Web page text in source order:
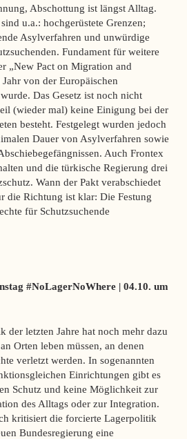
Abschottung ist längst Alltag.
u.a.: hochgerüstete Grenzen;
Asylverfahren und unwürdige
Fundament für weitere
„New Pact on Migration and
von der Europäischen
Das Gesetz ist noch nicht
(wieder mal) keine Einigung bei der
besteht. Festgelegt wurden jedoch
Dauer von Asylverfahren sowie
Auch Frontex
und die türkische Regierung drei
Wann der Pakt verabschiedet
die Richtung ist klar: Die Festung
für Schutzsuchende
#NoLagerNoWhere | 04.10. um
letzten Jahre hat noch mehr dazu
Orten leben müssen, an denen
verletzt werden. In sogenannten
Einrichtungen gibt es
Schutz und keine Möglichkeit zur
des Alltags oder zur Integration.
kritisiert die forcierte Lagerpolitik
Bundesregierung eine